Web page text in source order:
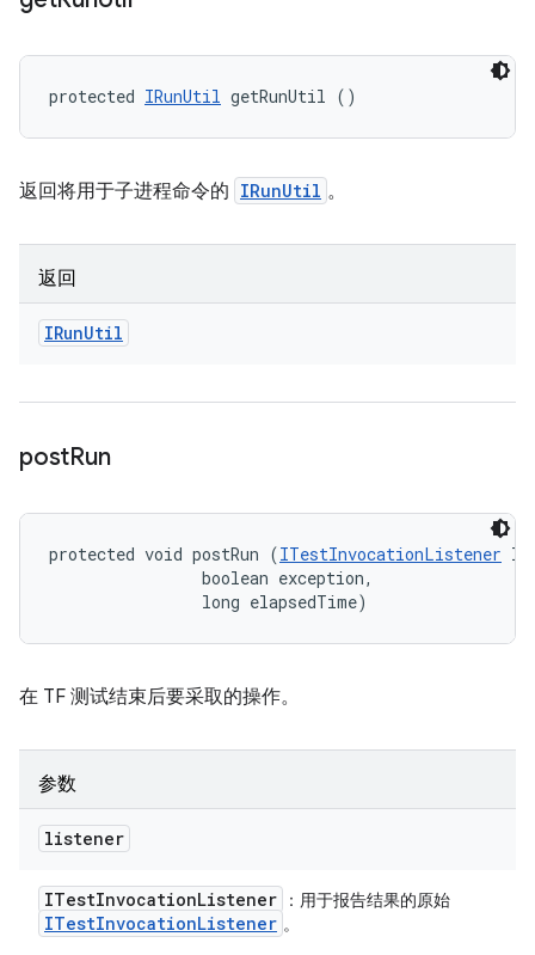
protected IRunUtil getRunUtil ()
返回将用于子进程命令的 IRunUtil 。
返回
IRunUtil
postRun
protected void postRun (ITestInvocationListener
                boolean exception,
                long elapsedTime)
在 TF 测试结束后要采取的操作。
参数
listener
ITestInvocationListener ：用于报告结果的原始
ITestInvocationListener 。